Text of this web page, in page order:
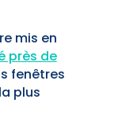
mis en
près de
fenêtres
plus